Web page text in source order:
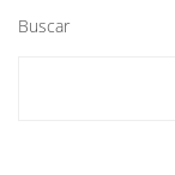
Buscar